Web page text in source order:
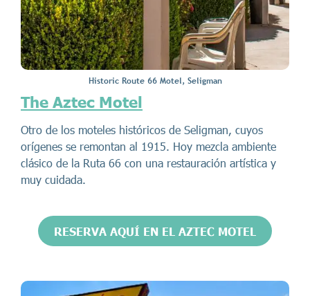
Historic Route 66 Motel, Seligman
The Aztec Motel
Otro de los moteles históricos de Seligman, cuyos
orígenes se remontan al 1915. Hoy mezcla ambiente
clásico de la Ruta 66 con una restauración artística y
muy cuidada.
RESERVA AQUÍ EN EL AZTEC MOTEL